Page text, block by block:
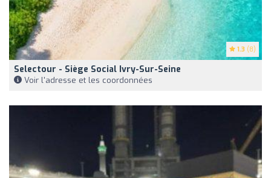
1.3 (8)
Selectour - Siège Social Ivry-Sur-Seine
Voir l'adresse et les coordonnées